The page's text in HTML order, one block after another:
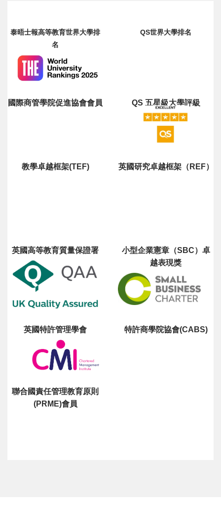
泰晤士報高等教育世界大學排
名
QS世界大學排名
國際商管學院促進協會會員 QS 五星級大學評級
教學卓越框架(TEF) 英國研究卓越框架（REF）
英國高等教育質量保證署
小型企業憲章（SBC）卓
越表現獎
英國特許管理學會 特許商學院協會(CABS)
聯合國責任管理教育原則
(PRME)會員